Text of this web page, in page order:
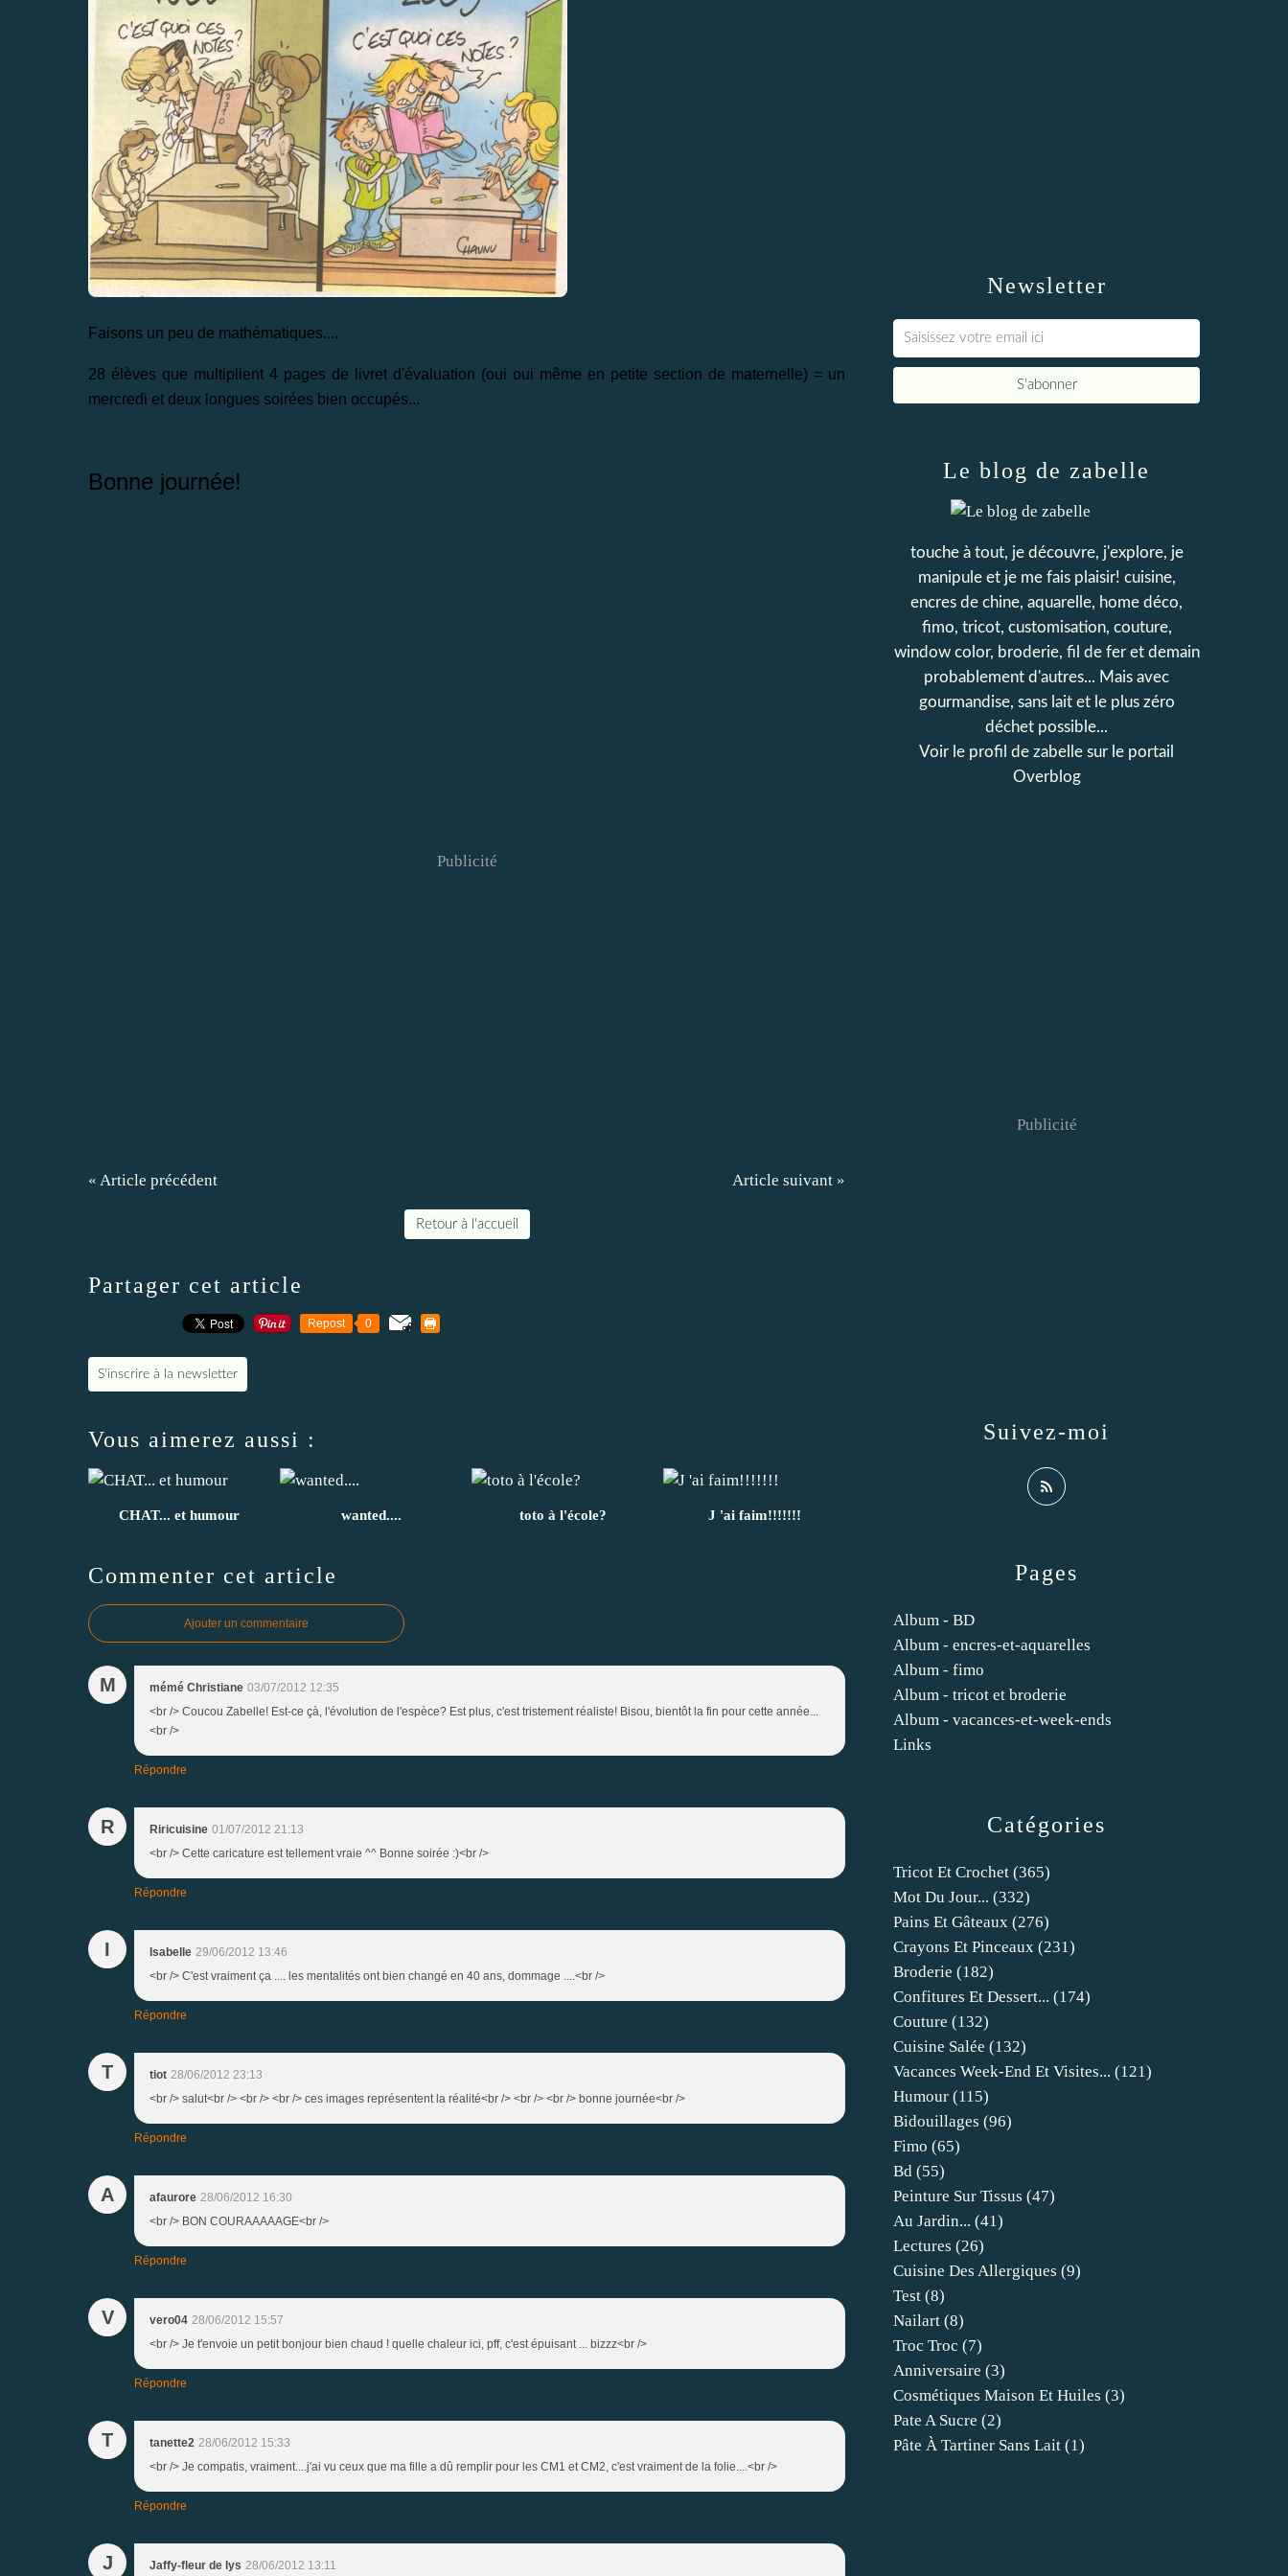
Faisons un peu de mathématiques....
28 élèves que multiplient 4 pages de livret d'évaluation (oui oui même en petite section de maternelle) = un
mercredi et deux longues soirées bien occupés...
Bonne journée!
Publicité
« Article précédent Article suivant »
Retour à l'accueil
Partager cet article
Repost 0
S'inscrire à la newsletter
Vous aimerez aussi :
CHAT... et humour wanted.... toto à l'école? J 'ai faim!!!!!!!
Commenter cet article
Ajouter un commentaire
M mémé Christiane 03/07/2012 12:35
<br /> Coucou Zabelle! Est-ce çà, l'évolution de l'espèce? Est plus, c'est tristement réaliste! Bisou, bientôt la fin pour cette année...
<br />
Répondre
R Riricuisine 01/07/2012 21:13
<br /> Cette caricature est tellement vraie ^^ Bonne soirée :)<br />
Répondre
I Isabelle 29/06/2012 13:46
<br /> C'est vraiment ça .... les mentalités ont bien changé en 40 ans, dommage ....<br />
Répondre
T tiot 28/06/2012 23:13
<br /> salut<br /> <br /> <br /> ces images représentent la réalité<br /> <br /> <br /> bonne journée<br />
Répondre
A afaurore 28/06/2012 16:30
<br /> BON COURAAAAAGE<br />
Répondre
V vero04 28/06/2012 15:57
<br /> Je t'envoie un petit bonjour bien chaud ! quelle chaleur ici, pff, c'est épuisant ... bizzz<br />
Répondre
T tanette2 28/06/2012 15:33
<br /> Je compatis, vraiment....j'ai vu ceux que ma fille a dû remplir pour les CM1 et CM2, c'est vraiment de la folie....<br />
Répondre
J Jaffy-fleur de lys 28/06/2012 13:11
Newsletter
Catégories
Tricot Et Crochet (365)
Mot Du Jour... (332)
Pains Et Gâteaux (276)
Crayons Et Pinceaux (231)
Broderie (182)
Confitures Et Dessert... (174)
Couture (132)
Cuisine Salée (132)
Vacances Week-End Et Visites... (121)
Humour (115)
Bidouillages (96)
Fimo (65)
Bd (55)
Peinture Sur Tissus (47)
Au Jardin... (41)
Lectures (26)
Cuisine Des Allergiques (9)
Test (8)
Nailart (8)
Troc Troc (7)
Anniversaire (3)
Cosmétiques Maison Et Huiles (3)
Pate A Sucre (2)
Pâte À Tartiner Sans Lait (1)
Pages
Album - BD
Album - encres-et-aquarelles
Album - fimo
Album - tricot et broderie
Album - vacances-et-week-ends
Links
Le blog de zabelle
touche à tout, je découvre, j'explore, je
manipule et je me fais plaisir! cuisine,
encres de chine, aquarelle, home déco,
fimo, tricot, customisation, couture,
window color, broderie, fil de fer et demain
probablement d'autres... Mais avec
gourmandise, sans lait et le plus zéro
déchet possible...
Voir le profil de zabelle sur le portail
Overblog
Suivez-moi
Publicité